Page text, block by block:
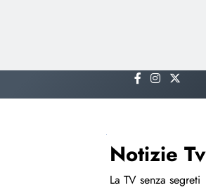
to
Notizie Tv
La TV senza segreti